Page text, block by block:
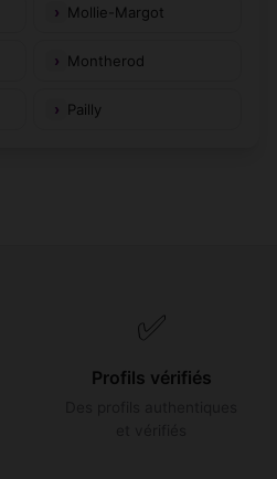
Mollie-Margot
Montherod
Pailly
✅
Profils vérifiés